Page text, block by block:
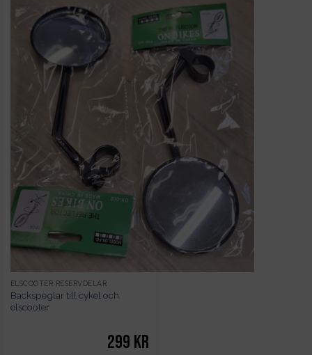
ELSCOOTER RESERVDELAR
Backspeglar till cykel och
elscooter
299 kr